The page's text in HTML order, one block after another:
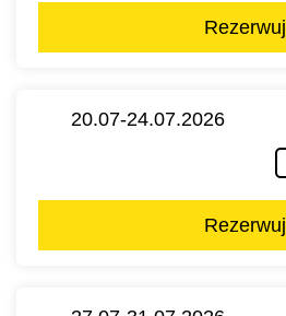
Rezerwuj
20.07-24.07.2026
Rezerwuj